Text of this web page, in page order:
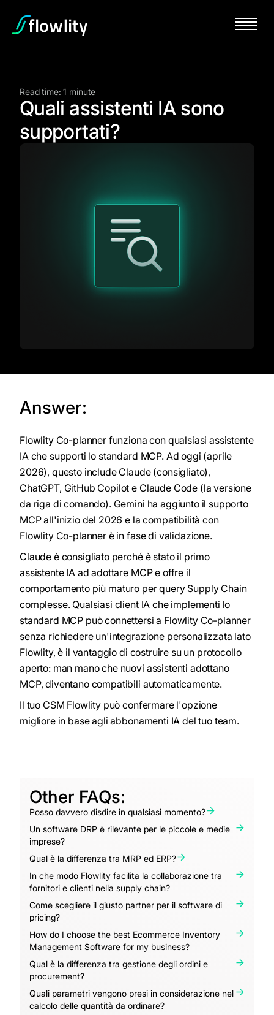
Read time: 1 minute
Quali assistenti IA sono
supportati?
Answer:
Flowlity Co-planner funziona con qualsiasi assistente
IA che supporti lo standard MCP. Ad oggi (aprile
2026), questo include Claude (consigliato),
ChatGPT, GitHub Copilot e Claude Code (la versione
da riga di comando). Gemini ha aggiunto il supporto
MCP all'inizio del 2026 e la compatibilità con
Flowlity Co-planner è in fase di validazione.
Claude è consigliato perché è stato il primo
assistente IA ad adottare MCP e offre il
comportamento più maturo per query Supply Chain
complesse. Qualsiasi client IA che implementi lo
standard MCP può connettersi a Flowlity Co-planner
senza richiedere un'integrazione personalizzata lato
Flowlity, è il vantaggio di costruire su un protocollo
aperto: man mano che nuovi assistenti adottano
MCP, diventano compatibili automaticamente.
Il tuo CSM Flowlity può confermare l'opzione
migliore in base agli abbonamenti IA del tuo team.
Other FAQs:
Posso davvero disdire in qualsiasi momento?
Un software DRP è rilevante per le piccole e medie
imprese?
Qual è la differenza tra MRP ed ERP?
In che modo Flowlity facilita la collaborazione tra
fornitori e clienti nella supply chain?
Come scegliere il giusto partner per il software di
pricing?
How do I choose the best Ecommerce Inventory
Management Software for my business?
Qual è la differenza tra gestione degli ordini e
procurement?
Quali parametri vengono presi in considerazione nel
calcolo delle quantità da ordinare?